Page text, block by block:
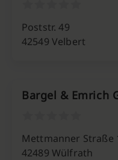
Poststr. 49
42549 Velbert
Bargel & Emrich
Mettmanner Straße
42489 Wülfrath